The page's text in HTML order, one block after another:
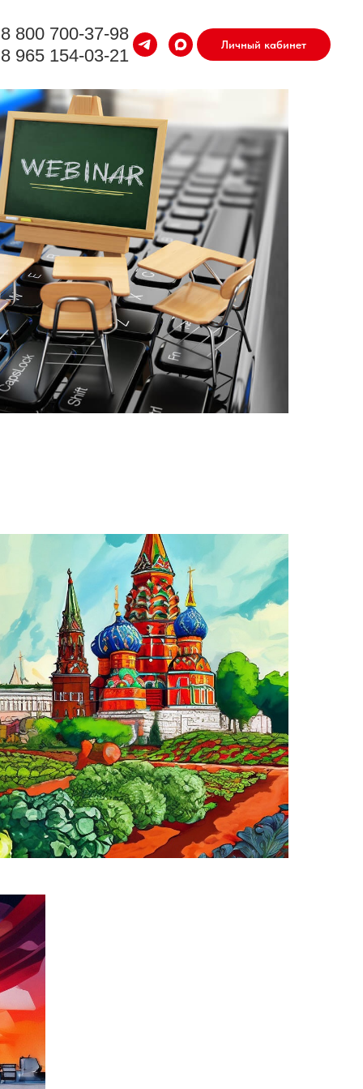
8 800 700-37-98
8 965 154-03-21
Личный кабинет
исследования
кампаний